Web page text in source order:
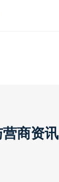
商资讯